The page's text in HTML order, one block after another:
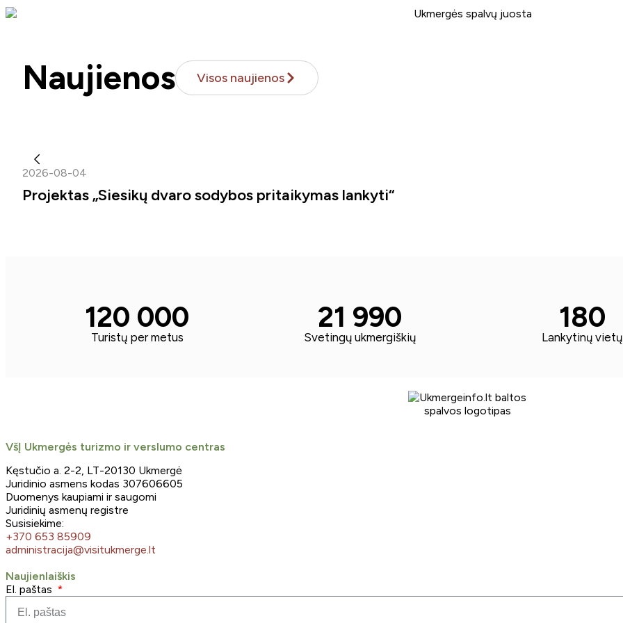
Naujienos Visos naujienos
2026-08-04
Projektas „Siesikų dvaro sodybos pritaikymas lankyti“
120 000
Turistų per metus
21 990
Svetingų ukmergiškių
180
Lankytinų vietų
VšĮ Ukmergės turizmo ir verslumo centras
Kęstučio a. 2-2, LT-20130 Ukmergė
Juridinio asmens kodas 307606605
Duomenys kaupiami ir saugomi
Juridinių asmenų registre
Susisiekime:
+370 653 85909
administracija@visitukmerge.lt
Naujienlaiškis
El. paštas